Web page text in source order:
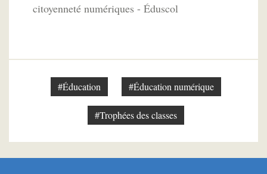
citoyenneté numériques - Éduscol
#Éducation #Éducation numérique
#Trophées des classes